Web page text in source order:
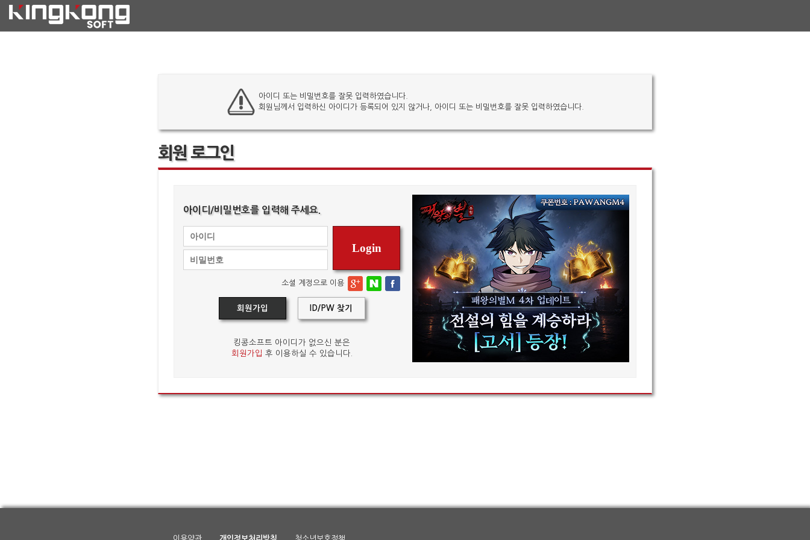
아이디 또는 비밀번호를 잘못 입력하였습니다.
회원님께서 입력하신 아이디가 등록되어 있지 않거나, 아이디 또는 비밀번호를 잘못 입력하였습니다.
회원 로그인
아이디/비밀번호를 입력해 주세요.
소셜 계정으로 이용
회원가입 ID/PW 찾기
킹콩소프트 아이디가 없으신 분은
회원가입 후 이용하실 수 있습니다.